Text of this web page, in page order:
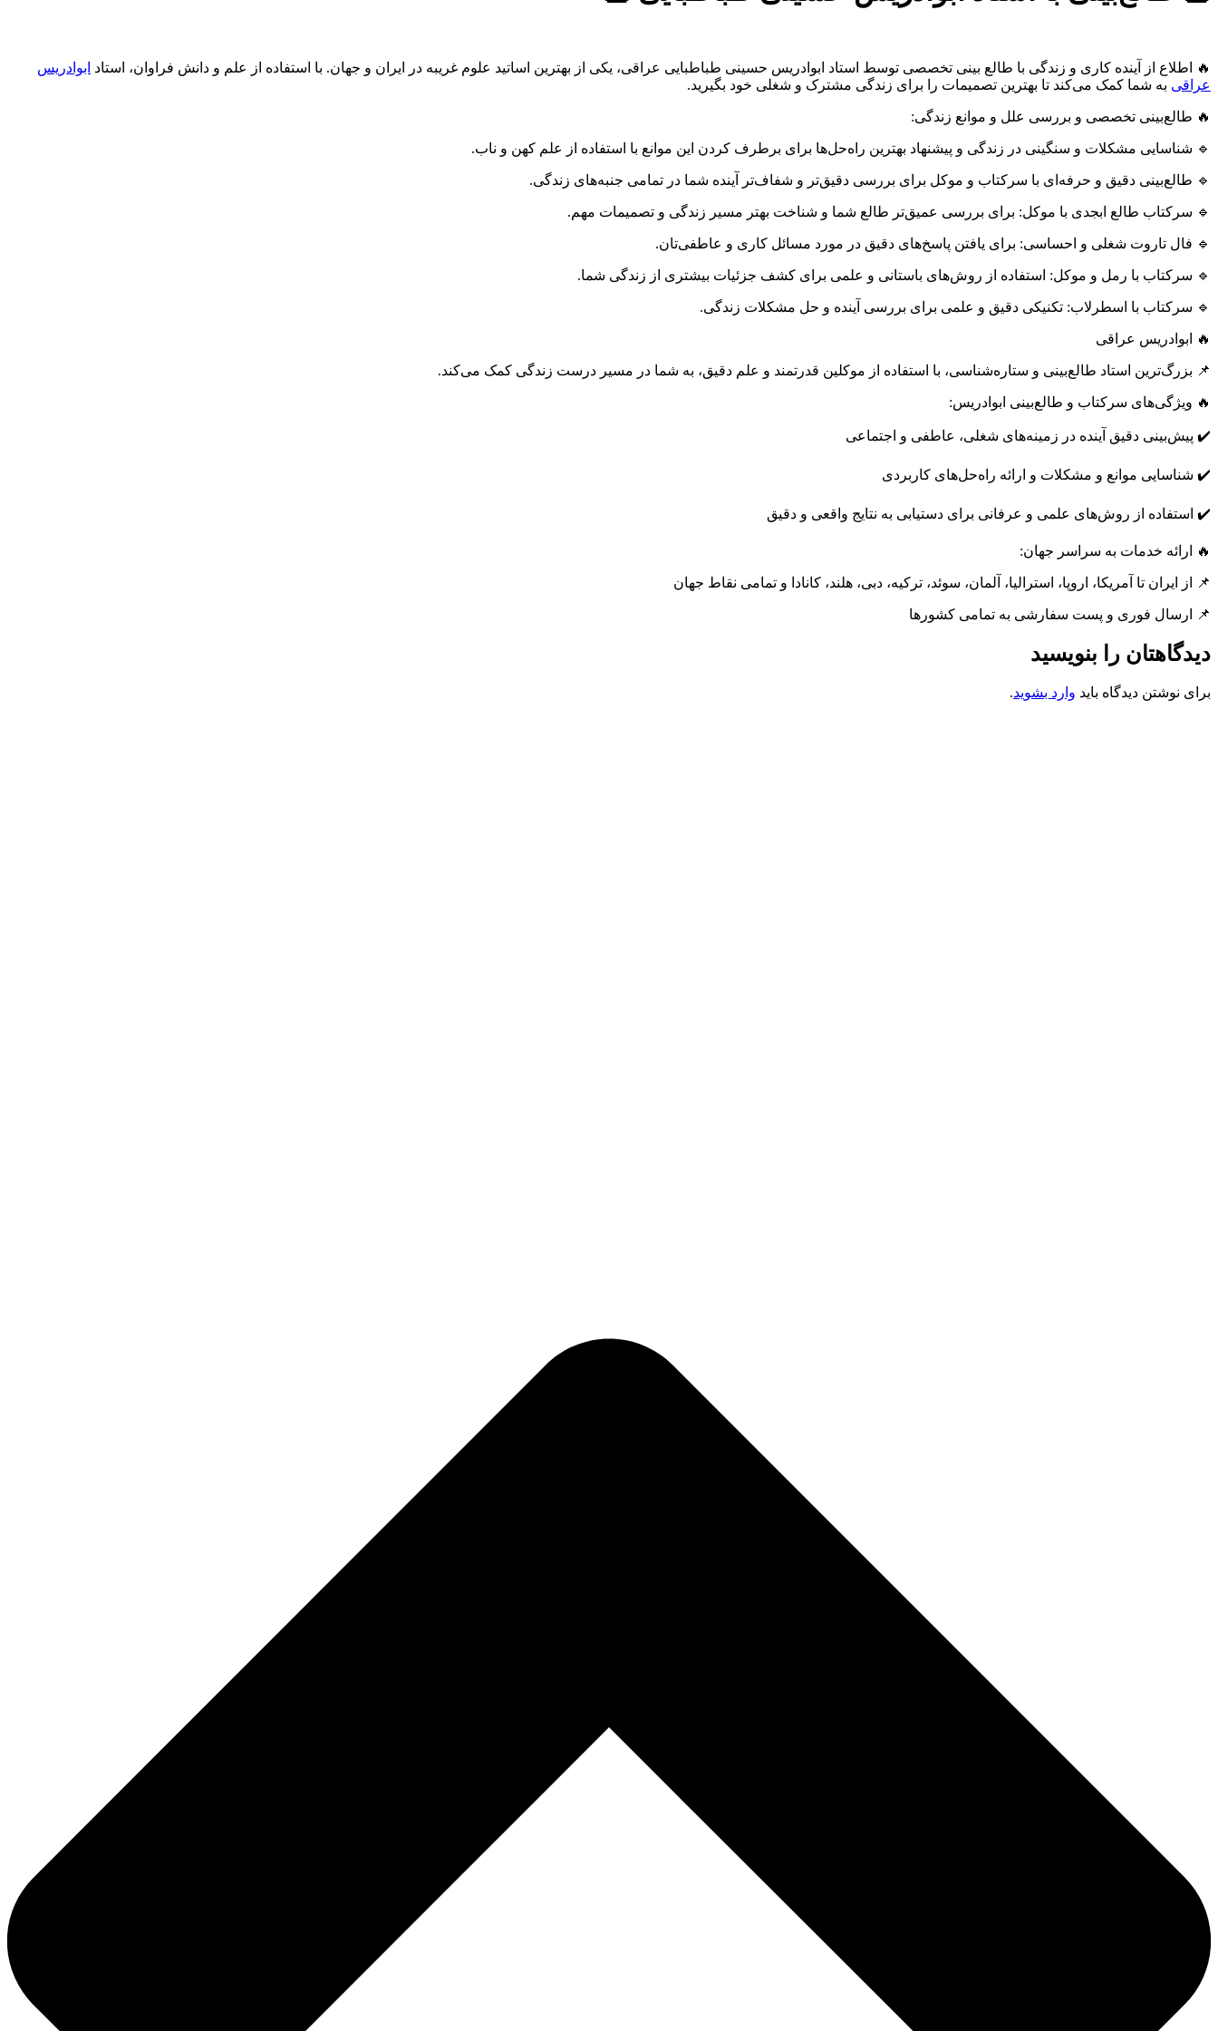
🔥 اطلاع از آینده کاری و زندگی با طالع بینی تخصصی توسط استاد ابوادریس حسینی طباطبایی عراقی، یکی از بهترین اساتید علوم غریبه در ایران و جهان. با استفاده از علم و دانش فراوان، استاد ابوادریس
عراقی به شما کمک می‌کند تا بهترین تصمیمات را برای زندگی مشترک و شغلی خود بگیرید.
🔥 طالع‌بینی تخصصی و بررسی علل و موانع زندگی:
🔹 شناسایی مشکلات و سنگینی‌ در زندگی و پیشنهاد بهترین راه‌حل‌ها برای برطرف کردن این موانع با استفاده از علم کهن و ناب.
🔹 طالع‌بینی دقیق و حرفه‌ای با سرکتاب و موکل برای بررسی دقیق‌تر و شفاف‌تر آینده شما در تمامی جنبه‌های زندگی.
🔹 سرکتاب طالع ابجدی با موکل: برای بررسی عمیق‌تر طالع شما و شناخت بهتر مسیر زندگی و تصمیمات مهم.
🔹 فال تاروت شغلی و احساسی: برای یافتن پاسخ‌های دقیق در مورد مسائل کاری و عاطفی‌تان.
🔹 سرکتاب با رمل و موکل: استفاده از روش‌های باستانی و علمی برای کشف جزئیات بیشتری از زندگی شما.
🔹 سرکتاب با اسطرلاب: تکنیکی دقیق و علمی برای بررسی آینده و حل مشکلات زندگی.
🔥 ابوادریس عراقی
📌 بزرگ‌ترین استاد طالع‌بینی و ستاره‌شناسی، با استفاده از موکلین قدرتمند و علم دقیق، به شما در مسیر درست زندگی کمک می‌کند.
🔥 ویژگی‌های سرکتاب و طالع‌بینی ابوادریس:
✔️ پیش‌بینی دقیق آینده در زمینه‌های شغلی، عاطفی و اجتماعی
✔️ شناسایی موانع و مشکلات و ارائه راه‌حل‌های کاربردی
✔️ استفاده از روش‌های علمی و عرفانی برای دستیابی به نتایج واقعی و دقیق
🔥 ارائه خدمات به سراسر جهان:
📌 از ایران تا آمریکا، اروپا، استرالیا، آلمان، سوئد، ترکیه، دبی، هلند، کانادا و تمامی نقاط جهان
📌 ارسال فوری و پست سفارشی به تمامی کشورها
دیدگاهتان را بنویسید
برای نوشتن دیدگاه باید وارد بشوید.